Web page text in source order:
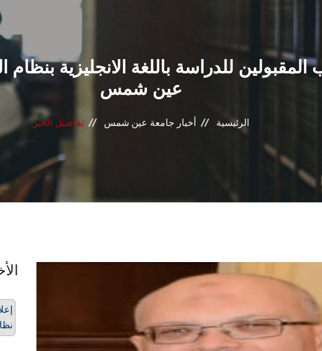
المقبولين للدراسة باللغة الانجليزية
عين شمس
الرئيسية أخبار جامعة عين شمس تفاصيل الخبر